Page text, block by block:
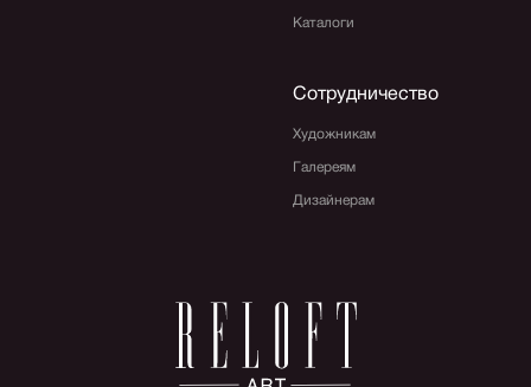
Каталоги
Сотрудничество
Художникам
Галереям
Дизайнерам